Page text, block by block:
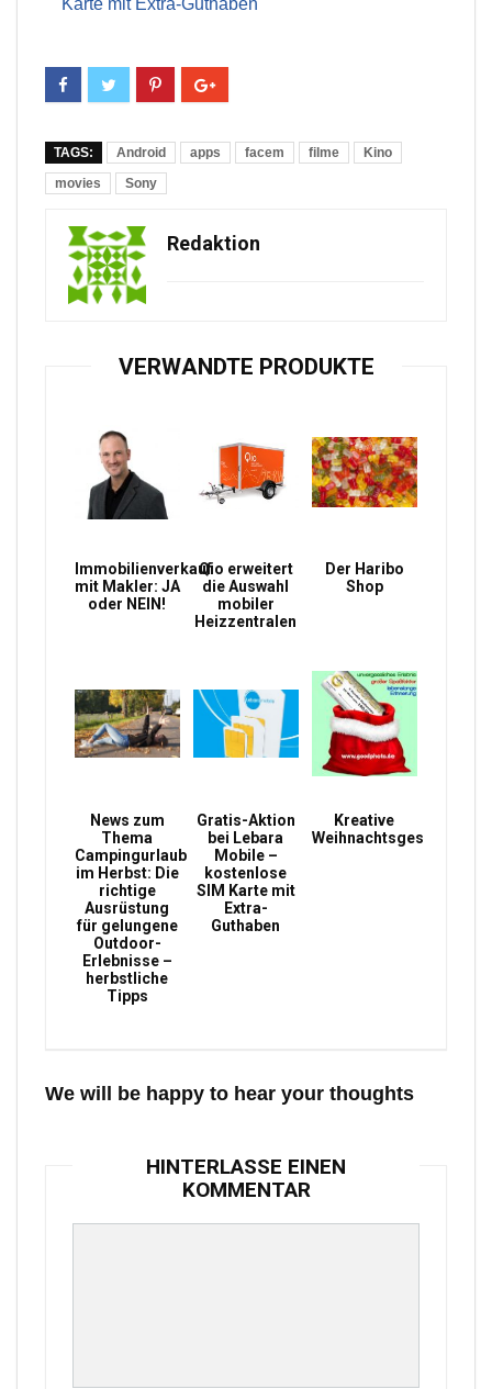
Karte mit Extra-Guthaben
TAGS: Android apps facem filme
Kino
movies
Sony
Redaktion
VERWANDTE PRODUKTE
Immobilienverkauf
mit Makler: JA
oder NEIN!
Qio erweitert
die Auswahl
mobiler
Heizzentralen
Der Haribo
Shop
News zum
Thema
Campingurlaub
im Herbst: Die
richtige
Ausrüstung
für gelungene
Outdoor-
Erlebnisse –
herbstliche
Tipps
Gratis-Aktion
bei Lebara
Mobile –
kostenlose
SIM Karte mit
Extra-
Guthaben
Kreative
Weihnachtsgeschenke
We will be happy to hear your thoughts
HINTERLASSE EINEN
KOMMENTAR